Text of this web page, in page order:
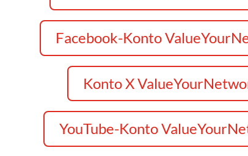
Facebook-Konto
Konto X
YouTube-Konto